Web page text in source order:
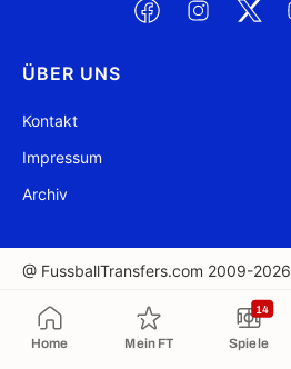
Home Mein FT Spiele
14
ÜBER UNS
Kontakt
Impressum
Archiv
@ FussballTransfers.com 2009-2026
In die Zwischenablage kopiert